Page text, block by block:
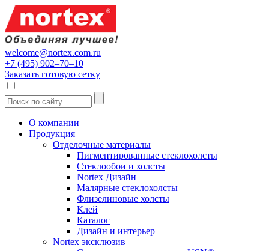
welcome@nortex.com.ru
+7 (495) 902–70–10
Заказать готовую сетку
О компании
Продукция
Отделочные материалы
Пигментированные стеклохолсты
Стеклообои и холсты
Nortex Дизайн
Малярные стеклохолсты
Флизелиновые холсты
Клей
Каталог
Дизайн и интерьер
Nortex эксклюзив